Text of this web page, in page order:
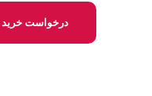
درخواست خرید